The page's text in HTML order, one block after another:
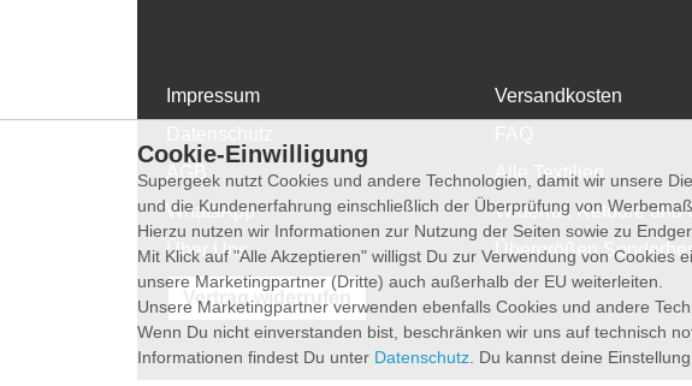
Impressum
WhatsApp
Über Uns
Versandkosten
Alle Textilien
Widerruf, Retoure und
Übergrößen
Vertrag widerrufen
Cookie-Einwilligung
Supergeek nutzt Cookies und andere Technologien, damit wir unsere
und die Kundenerfahrung einschließlich der Überprüfung von
Hierzu nutzen wir Informationen zur Nutzung der Seiten sowie zu
Mit Klick auf "Alle Akzeptieren" willigst Du zur Verwendung von
unsere Marketingpartner (Dritte) auch außerhalb der EU weiterleiten.
Unsere Marketingpartner verwenden ebenfalls Cookies und andere
Wenn Du nicht einverstanden bist, beschränken wir uns auf technisch
Informationen findest Du unter Datenschutz . Du kannst deine